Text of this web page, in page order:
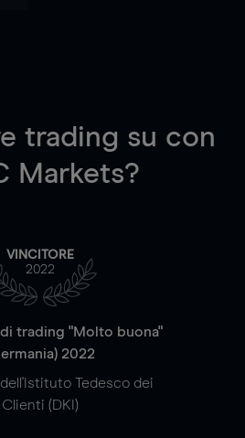
trading su con
Markets?
VINCITORE
2022
trading "Molto buona"
2022
Tedesco dei
Clienti (DKI)